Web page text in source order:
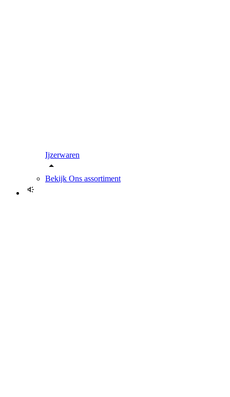
Ijzerwaren
Bekijk Ons assortiment